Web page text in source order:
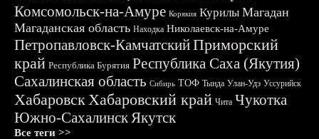
Комсомольск-на-Амуре Корякия Курилы Магадан
Магаданская область Находка Николаевск-на-Амуре
Петропавловск-КамчатскийПриморский
край Республика Бурятия Республика Саха (Якутия)
Сахалинская область Сибирь ТОФ Тында Улан-Удэ Уссурийск
ХабаровскХабаровский край Чита Чукотка
Южно-СахалинскЯкутск
Все теги >>